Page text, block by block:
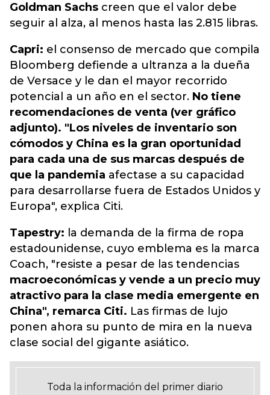
Goldman Sachs creen que el valor debe
seguir al alza, al menos hasta las 2.815 libras.
Capri: el consenso de mercado que compila
Bloomberg defiende a ultranza a la dueña
de Versace y le dan el mayor recorrido
potencial a un año en el sector. No tiene
recomendaciones de venta (ver gráfico
adjunto). "Los niveles de inventario son
cómodos y China es la gran oportunidad
para cada una de sus marcas después de
que la pandemia afectase a su capacidad
para desarrollarse fuera de Estados Unidos y
Europa", explica Citi.
Tapestry: la demanda de la firma de ropa
estadounidense, cuyo emblema es la marca
Coach, "resiste a pesar de las tendencias
macroeconómicas y vende a un precio muy
atractivo para la clase media emergente en
China", remarca Citi. Las firmas de lujo
ponen ahora su punto de mira en la nueva
clase social del gigante asiático.
Toda la información del primer diario